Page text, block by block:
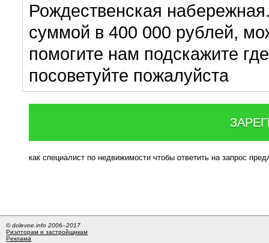
Рождественская набережная. На данный момент
суммой в 400 000 рублей,
помогите нам подскажите
посоветуйте пожалуйста
как специалист по недвижимости чтобы ответить на запрос
© dolevoe.info 2006–2017
Риэлторам и застройщикам
Реклама